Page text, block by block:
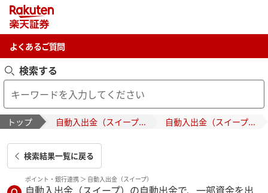
よくあるご質問
検索する
トップ
行連携 自動入出金（スイープ... 自動入出金（スイープ...
検索結果一覧に戻る
ポイント・銀行連携 ＞ 自動入出金（スイープ）
自動入出金（スイープ）の自動出金で、一部資金を出